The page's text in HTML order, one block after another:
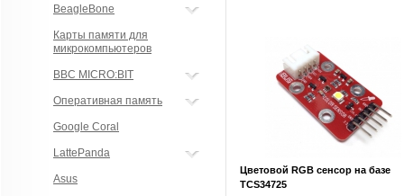
BeagleBone
Карты памяти для
микрокомпьютеров
BBC MICRO:BIT
Оперативная память
Google Coral
LattePanda
Asus
Цветовой RGB сенсор на базе
TCS34725